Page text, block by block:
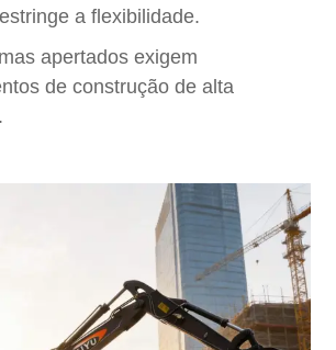
a flexibilidade.
apertados exigem
de construção de alta